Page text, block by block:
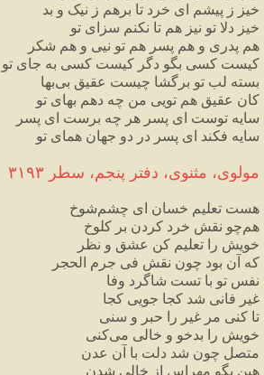
خیز ز پیشم ای خرد تا برهم ز نیک و بد
خیز دلا تو نیز هم تا نکنم سزای تو
هم پدری و هم پسر هم تو نیی و هم شکر
کیست کسی بگو دگر کیست کسی به جای تو
بسته لب تو برگشا چیست عقیق بیبها
کان عقیق هم تویی من چه دهم بهای تو
سایه توست ای پسر هر چه برست ای پسر
سایه فکند ای پسر در دو جهان همای تو
مولوی، مثنوی، دفتر پنجم، سطر ۳۱۹۳
هست تعلیم خسان ای چشمشوخ
همچو نقش خرد کردن بر کلوخ
خویش را تعلیم کن عشق و نظر
که آن بود چون نقش فی جرم الحجر
نفس تو با تست شاگرد وفا
غیر فانی شد کجا جویی کجا
تا کنی مر غیر را حبر و سنی
خویش را بدخو و خالی میکنی
متصل چون شد دلت با آن عدن
هین بگو مهراس از خالی شدن